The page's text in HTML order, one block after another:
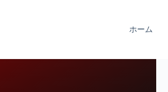
ホーム